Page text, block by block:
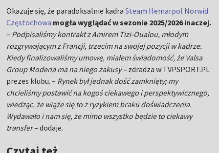
Okazuje się, że paradoksalnie kadraSteam Hemarpol Norwid
Częstochowa mogła wyglądać w sezonie 2025/2026 inaczej.
– Podpisaliśmy kontrakt z Amirem Tizi-Oualou, młodym
rozgrywającym z Francji, trzecim na swojej pozycji w kadrze.
Kiedy finalizowaliśmy umowę, miałem świadomość, że Valsa
Group Modena ma na niego zakusy – zdradza w TVPSPORT.PL
prezes klubu. – Rynek był jednak dość zamknięty; my
chcieliśmy postawić na kogoś ciekawego i perspektywicznego,
wiedząc, że wiąże się to z ryzykiem braku doświadczenia.
Wydawało i nam się, że mimo wszystko będzie to ciekawy
transfer– dodaje.